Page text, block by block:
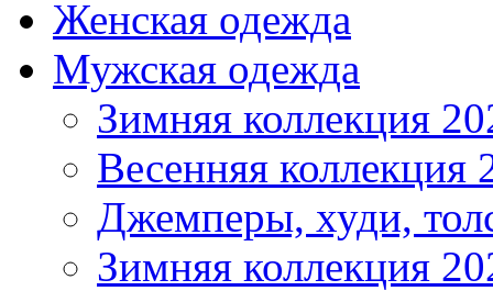
Женская одежда
Мужская одежда
Зимняя коллекция
Весенняя коллекция
Джемперы, худи,
Зимняя коллекция